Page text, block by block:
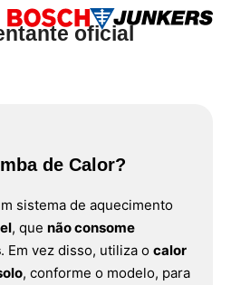
oficial
de Calor?
sistema de aquecimento
, que não consome
. Em vez disso, utiliza o calor
, conforme o modelo, para